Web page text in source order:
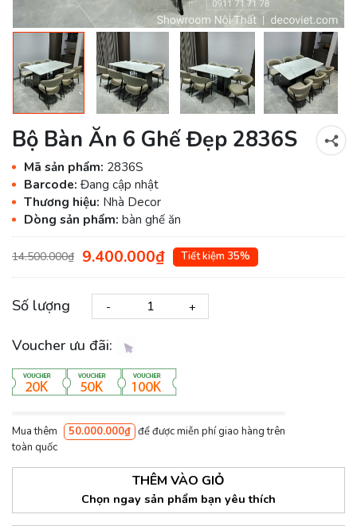
Bộ Bàn Ăn 6 Ghế Đẹp 2836S
Mã sản phẩm: 2836S
Barcode: Đang cập nhật
Thương hiệu: Nhà Decor
Dòng sản phẩm: bàn ghế ăn
14.500.000₫ 9.400.000₫ Tiết kiệm 35%
Số lượng - +
Voucher ưu đãi:
Mua thêm 50.000.000₫ để được miễn phí giao hàng trên
toàn quốc
THÊM VÀO GIỎ
Chọn ngay sản phẩm bạn yêu thích